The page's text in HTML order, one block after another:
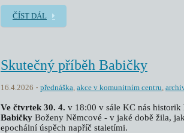
ČÍST DÁL
Skutečný příběh Babičky
16.4.2026 přednáška, akce v komunitním centru,
Ve čtvrtek 30. 4. v 18:00 v sále KC nás historik
Babičky Boženy Němcové - v jaké době žila,
epochální úspěch napříč staletími.